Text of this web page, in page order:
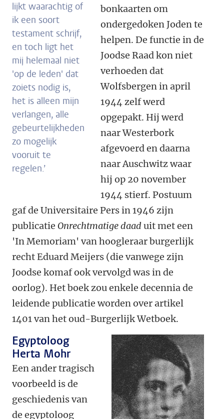
lijkt waarachtig of
ik een soort
testament schrijf,
en toch ligt het
mij helemaal niet
'op de leden' dat
zoiets nodig is,
het is alleen mijn
verlangen, alle
gebeurtelijkheden
zo mogelijk
vooruit te
regelen.’
bonkaarten om
ondergedoken Joden te
helpen. De functie in de
Joodse Raad kon niet
verhoeden dat
Wolfsbergen in april
1944 zelf werd
opgepakt. Hij werd
naar Westerbork
afgevoerd en daarna
naar Auschwitz waar
hij op 20 november
1944 stierf. Postuum
gaf de Universitaire Pers in 1946 zijn
publicatie Onrechtmatige daaduit met een
'In Memoriam' van hoogleraar burgerlijk
recht Eduard Meijers (die vanwege zijn
Joodse komaf ook vervolgd was in de
oorlog). Het boek zou enkele decennia de
leidende publicatie worden over artikel
1401 van het oud-Burgerlijk Wetboek.
Egyptoloog
Herta Mohr
Een ander tragisch
voorbeeld is de
geschiedenis van
de egyptoloog